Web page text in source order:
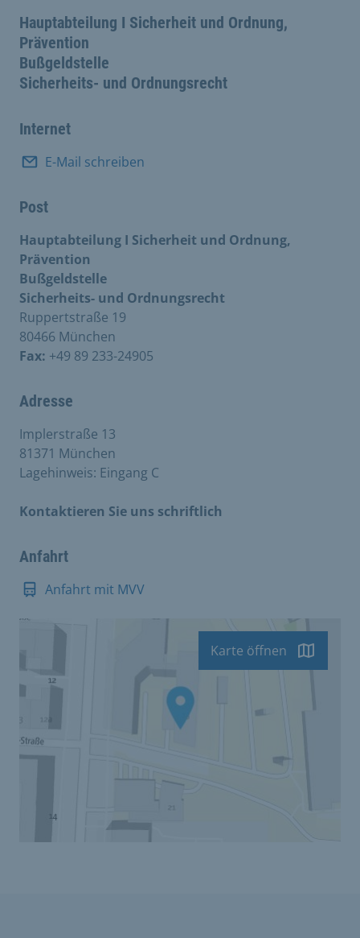
Hauptabteilung I Sicherheit und Ordnung,
Prävention
Bußgeldstelle
Sicherheits- und Ordnungsrecht
Internet
E-Mail schreiben
Post
Hauptabteilung I Sicherheit und Ordnung,
Prävention
Bußgeldstelle
Sicherheits- und Ordnungsrecht
Ruppertstraße 19
80466 München
Fax: +49 89 233-24905
Adresse
Implerstraße 13
81371 München
Lagehinweis: Eingang C
Kontaktieren Sie uns schriftlich
Anfahrt
Anfahrt mit MVV
Karte öffnen